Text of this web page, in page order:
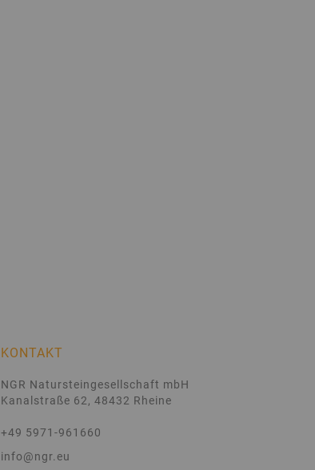
KONTAKT
NGR Natursteingesellschaft mbH
Kanalstraße 62, 48432 Rheine
+49 5971-961660
info@ngr.eu